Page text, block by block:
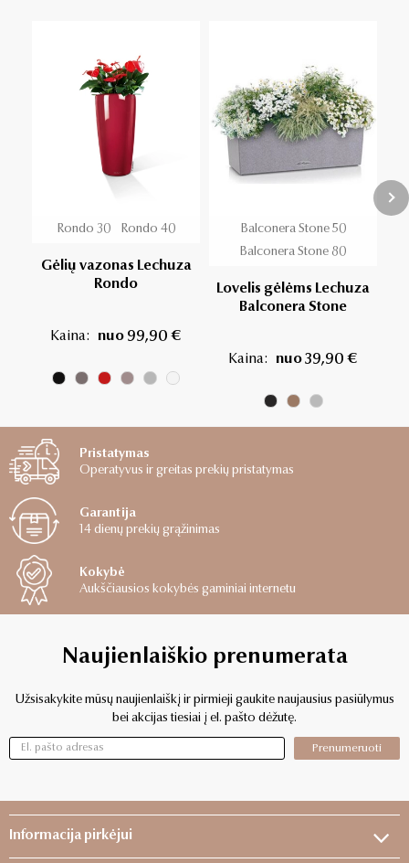
Rondo 30 Rondo 40
Gėlių vazonas Lechuza
Rondo
Kaina: nuo 99,90 €
Balconera Stone 50
Balconera Stone 80
Lovelis gėlėms Lechuza
Balconera Stone
Kaina: nuo 39,90 €
Pristatymas
Operatyvus ir greitas prekių pristatymas
Garantija
14 dienų prekių grąžinimas
Kokybė
Aukščiausios kokybės gaminiai internetu
Naujienlaiškio prenumerata
Užsisakykite mūsų naujienlaiškį ir pirmieji gaukite naujausius pasiūlymus
bei akcijas tiesiai į el. pašto dėžutę.
Prenumeruoti
Informacija pirkėjui